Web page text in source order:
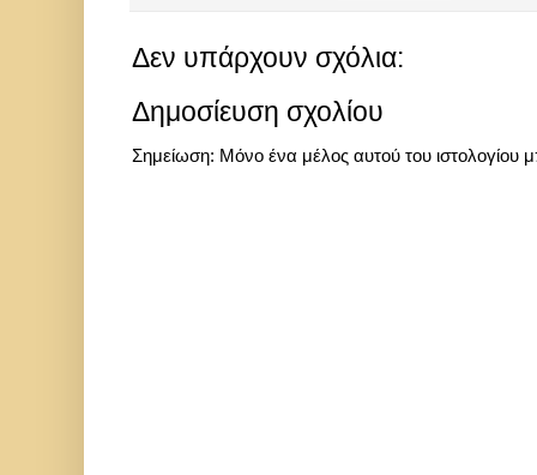
Δεν υπάρχουν σχόλια:
Δημοσίευση σχολίου
Σημείωση: Μόνο ένα μέλος αυτού του ιστολογίου